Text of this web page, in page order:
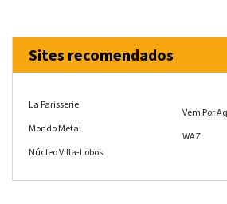
Sites recomendados
La Parisserie
Mondo Metal
Núcleo Villa-Lobos
Vem Por
WAZ